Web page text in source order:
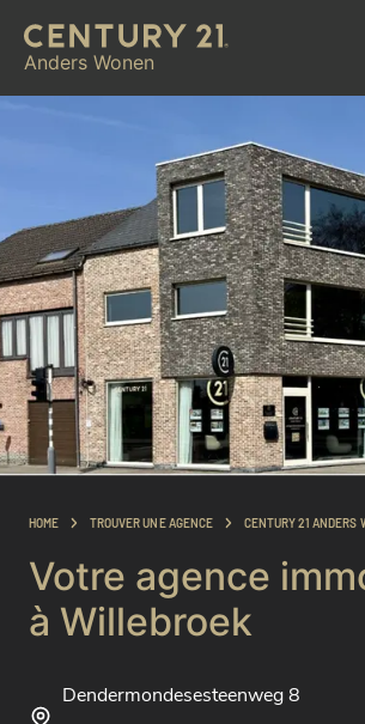
Anders Wonen
HOME TROUVER UNE AGENCE CENTURY 21 ANDERS
Votre agence
à Willebroek
Dendermondesesteenweg 8